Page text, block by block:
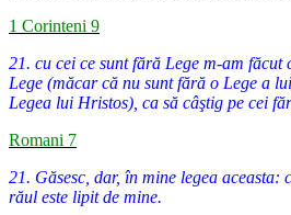
1 Corinteni 9
21. cu cei ce sunt fără Lege m-am făcut
Lege (măcar că nu sunt fără o Lege a
Legea lui Hristos), ca să câştig pe cei
Romani 7
21. Găsesc, dar, în mine legea aceasta:
răul este lipit de mine.